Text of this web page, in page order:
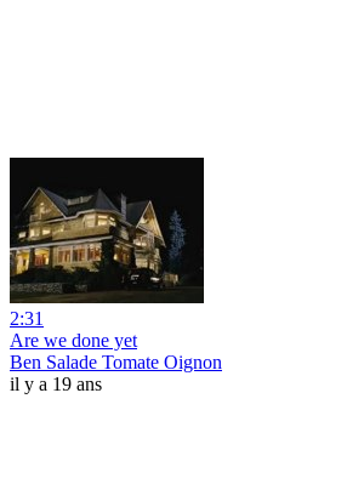
2:31
Are we done yet
Ben Salade Tomate Oignon
il y a 19 ans